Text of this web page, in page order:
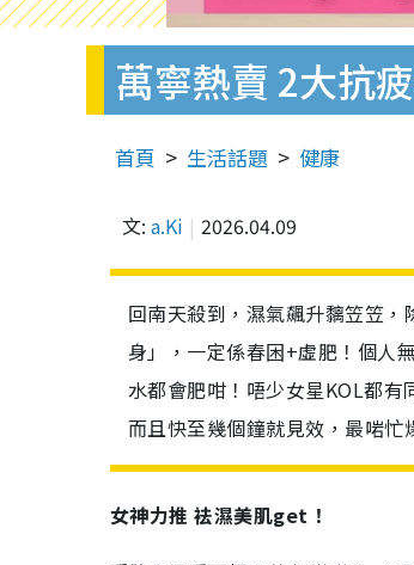
萬寧熱賣 2大抗
首頁 生活話題 健康
文: a.Ki 2026.04.09
回南天殺到，濕氣飆升黐笠笠
身」，一定係春困+虛肥！個人
水都會肥咁！唔少女星KOL都
而且快至幾個鐘就見效，最啱忙
女神力推 袪濕美肌get！